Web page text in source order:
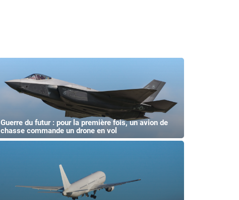
Guerre du futur : pour la première fois, un avion de
chasse commande un drone en vol